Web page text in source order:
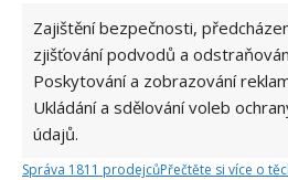
Zajištění bezpečnosti,
zjišťování podvodů a
Poskytování a zobrazování
Ukládání a sdělování voleb
údajů.
Správa 1811 prodejcůPřečtěte si více o
bodů
6.5.2026